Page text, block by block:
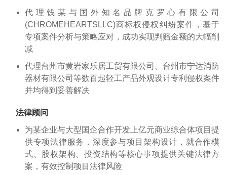
代理钱某与国外知名品牌克罗心有限公司
(CHROMEHEARTSLLC)商标权侵权纠纷案件，基于
专项案件分析与策略应对，成功实现判赔金额的大幅削
减
代理台州市黄岩家乐居工贸有限公司、台州市宁达消防
器材有限公司等数百起轻工产品外观设计专利侵权案件
并均得到妥善解决
法律顾问
为某企业与大型国企合作开发上亿元商业综合体项目提
供专项法律服务，深度参与项目架构设计，就合作模
式、股权架构、投资结构等核心事项提供关键法律方
案，有效控制项目法律风险